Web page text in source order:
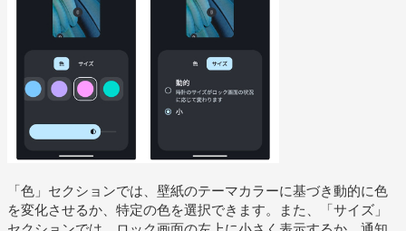
「色」セクションでは、壁紙のテーマカラーに基づき動的に色
を変化させるか、特定の色を選択できます。また、「サイズ」